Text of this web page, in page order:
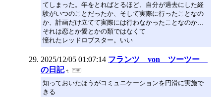
てしまった。年をとればとるほど、自分が過去にした経
験がいつのことだったか、そして実際に行ったことなの
か、計画だけ立てて実際には行わなかったことなのか…
それは恋とか愛とかの類ではなくて
憧れたレッドロブスター。いい
2025/12/05 01:07:14 フランツ von ツーツー
の日記
知っておいたほうがコミュニケーションを円滑に実施で
きる